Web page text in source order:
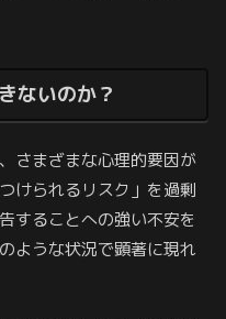
ないのか？
さまざまな心理的要因が
けられるリスク」を過剰
することへの強い不安を
ような状況で顕著に現れ